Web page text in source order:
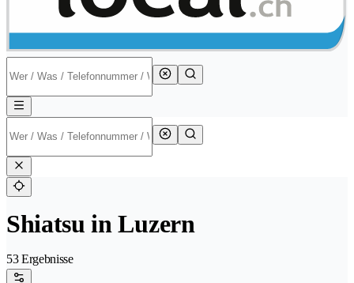
Shiatsu in Luzern
53 Ergebnisse